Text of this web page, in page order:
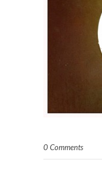
0 Comments